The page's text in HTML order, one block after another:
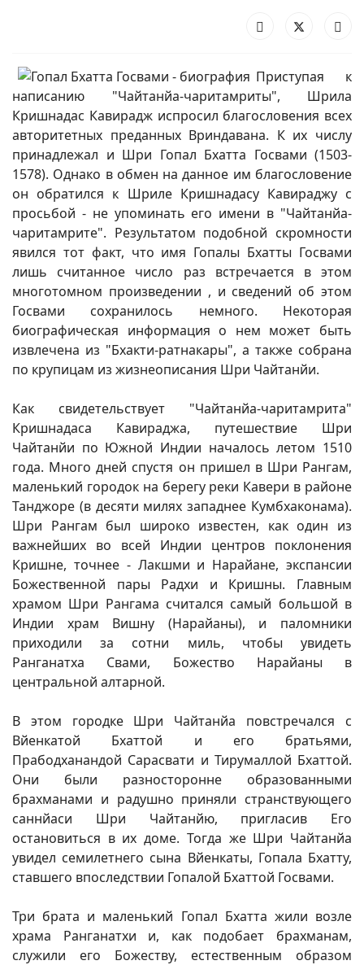
Приступая к
написанию "Чайтанйа-чаритамриты", Шрила
Кришнадас Кавирадж испросил благословения всех
авторитетных преданных Вриндавана. К их числу
принадлежал и Шри Гопал Бхатта Госвами (1503-
1578). Однако в обмен на данное им благословение
он обратился к Шриле Кришнадасу Кавираджу с
просьбой - не упоминать его имени в "Чайтанйа-
чаритамрите". Результатом подобной скромности
явился тот факт, что имя Гопалы Бхатты Госвами
лишь считанное число раз встречается в этом
многотомном произведении , и сведений об этом
Госвами сохранилось немного. Некоторая
биографическая информация о нем может быть
извлечена из "Бхакти-ратнакары", а также собрана
по крупицам из жизнеописания Шри Чайтанйи.
Как свидетельствует "Чайтанйа-чаритамрита"
Кришнадаса Кавираджа, путешествие Шри
Чайтанйи по Южной Индии началось летом 1510
года. Много дней спустя он пришел в Шри Рангам,
маленький городок на берегу реки Кавери в районе
Танджоре (в десяти милях западнее Кумбхаконама).
Шри Рангам был широко известен, как один из
важнейших во всей Индии центров поклонения
Кришне, точнее - Лакшми и Нарайане, экспансии
Божественной пары Радхи и Кришны. Главным
храмом Шри Рангама считался самый большой в
Индии храм Вишну (Нарайаны), и паломники
приходили за сотни миль, чтобы увидеть
Ранганатха Свами, Божество Нарайаны в
центральной алтарной.
В этом городке Шри Чайтанйа повстречался с
Вйенкатой Бхаттой и его братьями,
Прабодханандой Сарасвати и Тирумаллой Бхаттой.
Они были разносторонне образованными
брахманами и радушно приняли странствующего
саннйаси Шри Чайтанйю, пригласив Его
остановиться в их доме. Тогда же Шри Чайтанйа
увидел семилетнего сына Вйенкаты, Гопала Бхатту,
ставшего впоследствии Гопалой Бхаттой Госвами.
Три брата и маленький Гопал Бхатта жили возле
храма Ранганатхи и, как подобает брахманам,
служили его Божеству, естественным образом